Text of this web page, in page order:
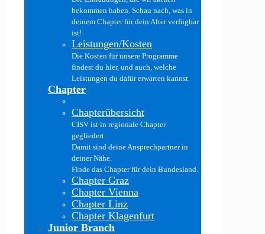
bekommen haben. Schau nach, was in
deinem Chapter für dein Alter verfügbar
ist!
Leistungen/Kosten
Die Kosten für unsere Programme
findest du hier, und auch, welche
Leistungen du dafür erwarten kannst.
Chapter
Chapterübersicht
CISV ist in regionale Chapter
gegliedert.
Damit sind deine Ansprechpartner in
deiner Nähe.
Finde das Chapter für dein Bundesland.
Chapter Graz
Chapter Vienna
Chapter Linz
Chapter Klagenfurt
Junior Branch